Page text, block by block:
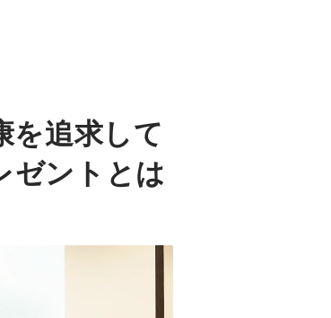
を追求して
ゼントとは